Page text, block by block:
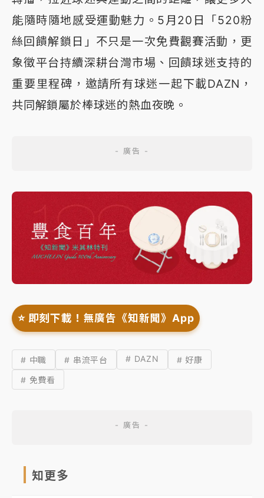
能隨時隨地感受運動魅力。5月20日「520粉
絲回饋解鎖日」不只是一次免費觀賽活動，更
象徵平台持續深耕台灣市場、回饋球迷支持的
重要里程碑，邀請所有球迷一起下載DAZN，
共同解鎖屬於棒球迷的熱血夜晚。
⭐️ 即刻下載！無廣告《知新聞》App
# 中職 # 串流平台 # DAZN
# 好康
# 免費看
知更多